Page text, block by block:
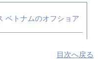
3D活用状況
活用と業務効率化への
界向け設計ソリュー
ーフェース」を提供開
ングによる工期短縮・
ベトナムのオフショア
目次へ戻る